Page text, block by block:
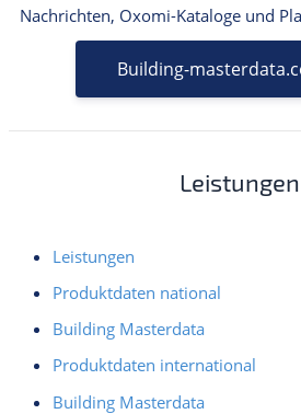
Nachrichten, Oxomi-Kataloge und
Building-
Leistungen
Leistungen
Produktdaten national
Building Masterdata
Produktdaten international
Building Masterdata